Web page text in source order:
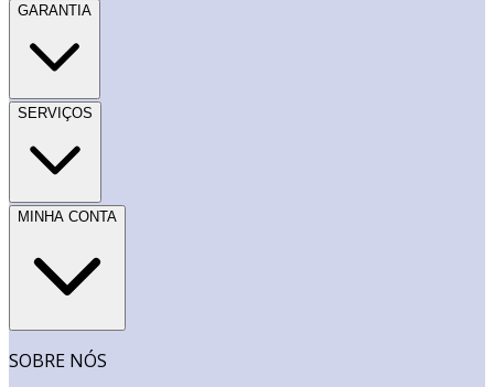
GARANTIA
SERVIÇOS
MINHA CONTA
SOBRE NÓS